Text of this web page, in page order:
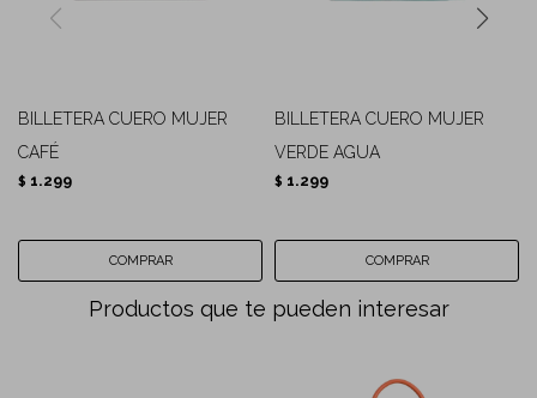
BILLETERA CUERO MUJER
CAFÉ
$ 1.299
BILLETERA CUERO MUJER
VERDE AGUA
$ 1.299
Productos que te pueden interesar